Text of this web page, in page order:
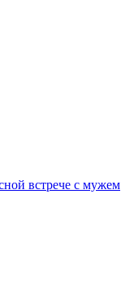
встрече с мужем